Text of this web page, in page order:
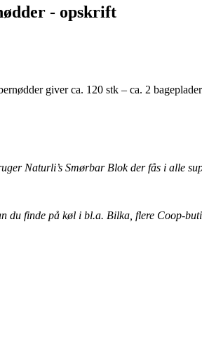
- opskrift
giver ca. 120 stk – ca. 2 bageplader
Naturli’s Smørbar Blok der fås i alle
du finde på køl i bl.a. Bilka, flere Coop-